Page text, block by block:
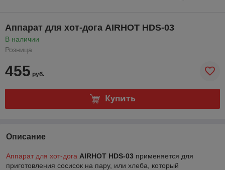
Аппарат для хот-дога AIRHOT HDS-03
В наличии
Розница
455 руб.
Купить
Описание
Аппарат для хот-дога AIRHOT HDS-03 применяется для
приготовления сосисок на пару, или хлеба, который